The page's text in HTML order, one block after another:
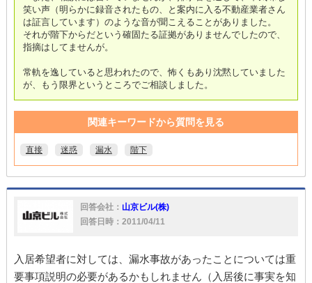
笑い声（明らかに録音されたもの、と案内に入る不動産業者さん
は証言しています）のような音が聞こえることがありました。
それが階下からだという確固たる証拠がありませんでしたので、
指摘はしてませんが。
常軌を逸していると思われたので、怖くもあり沈黙していました
が、もう限界というところでご相談しました。
関連キーワードから質問を見る
直接 迷惑 漏水 階下
回答会社： 山京ビル(株)
回答日時：2011/04/11
入居希望者に対しては、漏水事故があったことについては重
要事項説明の必要があるかもしれません（入居後に事実を知